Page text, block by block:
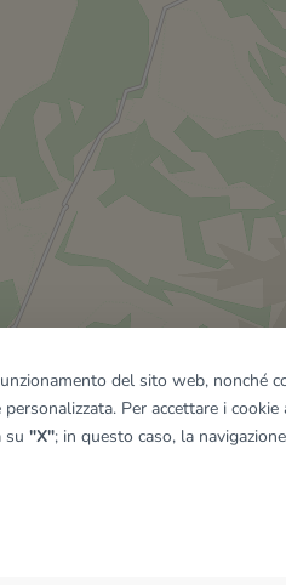
del sito web,
Per accettare i
su "X"; in questo caso, la